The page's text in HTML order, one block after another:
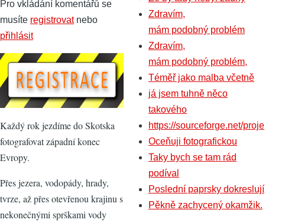
Pro vkládání komentářů se
musíte registrovatnebo
přihlásit
Každý rok jezdíme do Skotska
fotografovat západní konec
Evropy.
Přes jezera, vodopády, hrady,
tvrze, až přes otevřenou krajinu s
nekonečnými sprškami vody
Zdravím,
mám podobný problém
Zdravím,
mám podobný problém,
Téměř jako malba včetně
já jsem tuhně něco
takového
https://sourceforge.net/proje
Oceňuji fotografickou
Taky bych se tam rád
podíval
Poslední paprsky dokreslují
Pěkně zachycený okamžik.